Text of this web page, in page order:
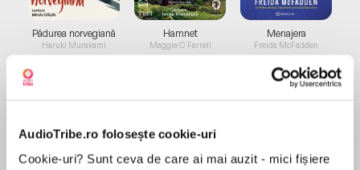
AudioTribe.ro folosește cookie-uri
Cookie-uri? Sunt ceva de care ai mai auzit - mici fișiere
Pădurea norvegiană
Haruki Murakami
Hamnet
Maggie O'Farrell
Menajera
Freida McFadden